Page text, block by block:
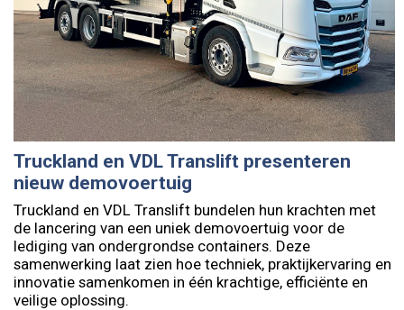
Truckland en VDL Translift presenteren
nieuw demovoertuig
Truckland en VDL Translift bundelen hun krachten met
de lancering van een uniek demovoertuig voor de
lediging van ondergrondse containers. Deze
samenwerking laat zien hoe techniek, praktijkervaring en
innovatie samenkomen in één krachtige, efficiënte en
veilige oplossing.